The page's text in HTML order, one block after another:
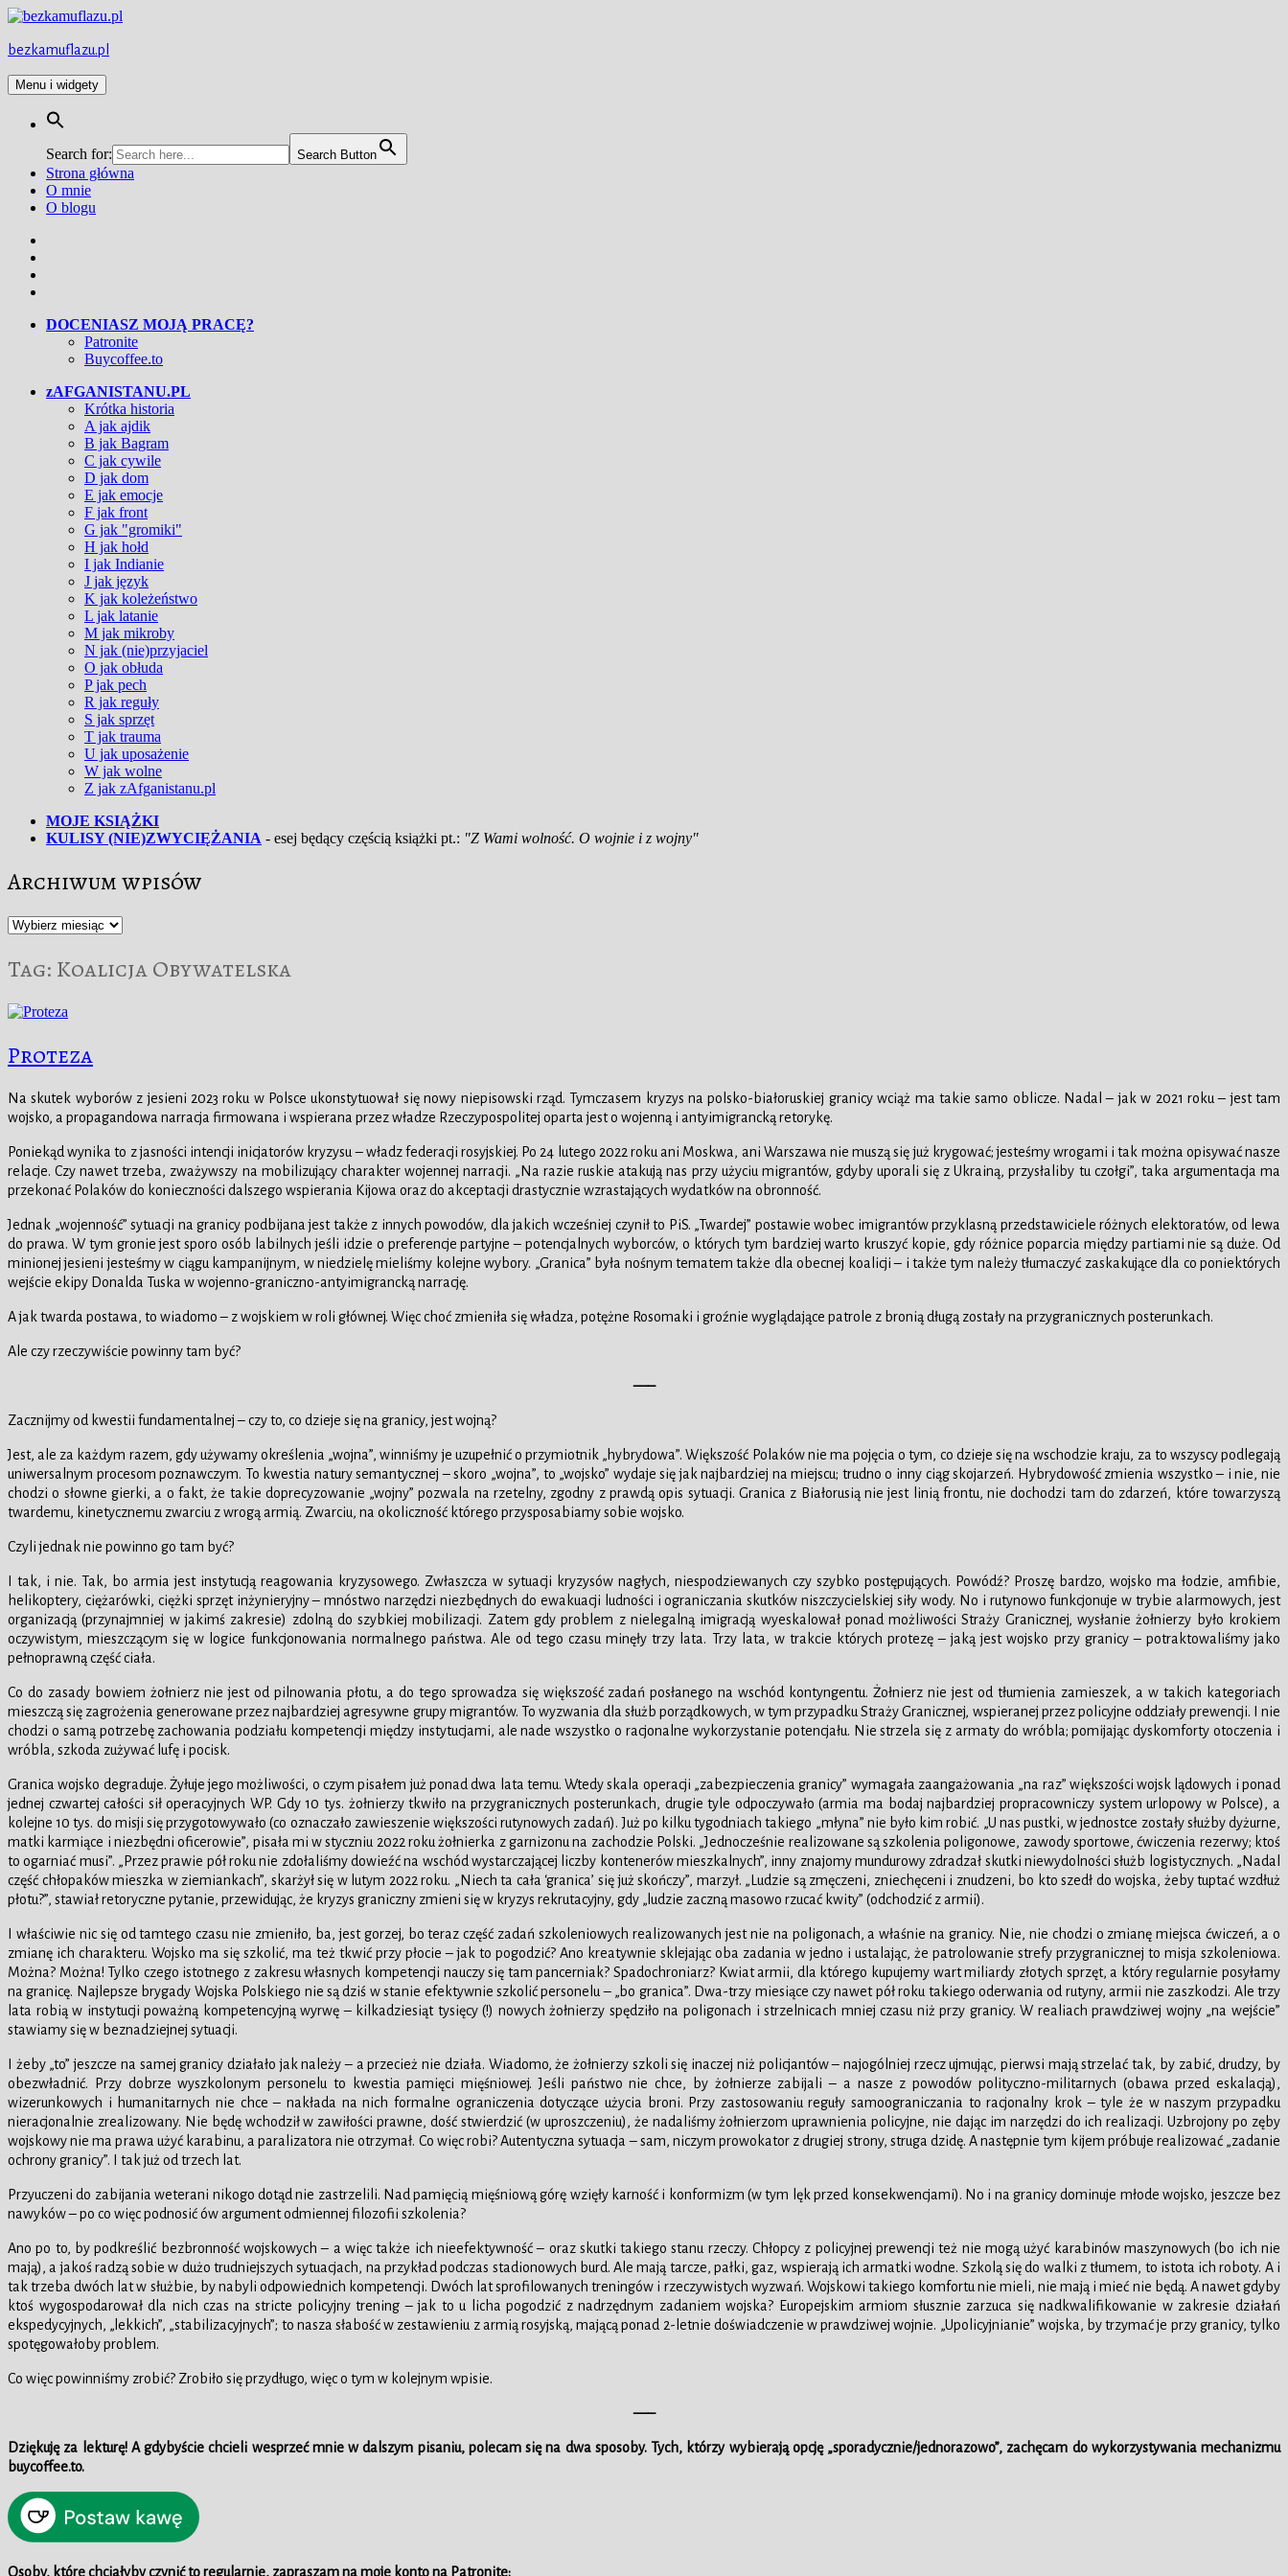
Przejdź
treści
bezkamuflazu.pl
Menu i widgety
Search for: Search Button
Strona główna
O mnie
O blogu
DOCENIASZ MOJĄ PRACĘ?
Patronite
Buycoffee.to
zAFGANISTANU.PL
Krótka historia
A jak ajdik
B jak Bagram
C jak cywile
D jak dom
E jak emocje
F jak front
G jak "gromiki"
H jak hołd
I jak Indianie
J jak język
K jak koleżeństwo
L jak latanie
M jak mikroby
N jak (nie)przyjaciel
O jak obłuda
P jak pech
R jak reguły
S jak sprzęt
T jak trauma
U jak uposażenie
W jak wolne
Z jak zAfganistanu.pl
MOJE KSIĄŻKI
KULISY (NIE)ZWYCIĘŻANIA - esej będący częścią książki pt.: "Z Wami wolność. O wojnie i z wojny"
Archiwum wpisów
Archiwum
Tag: Koalicja Obywatelska
Proteza
Na skutek wyborów z jesieni 2023 roku w Polsce ukonstytuował się nowy niepisowski rząd. Tymczasem kryzys na polsko-białoruskiej granicy wciąż ma takie samo oblicze. Nadal – jak w 2021 roku – jest tam
wojsko, a propagandowa narracja firmowana i wspierana przez władze Rzeczypospolitej oparta jest o wojenną i antyimigrancką retorykę.
Poniekąd wynika to z jasności intencji inicjatorów kryzysu – władz federacji rosyjskiej. Po 24 lutego 2022 roku ani Moskwa, ani Warszawa nie muszą się już krygować; jesteśmy wrogami i tak można opisywać nasze
relacje. Czy nawet trzeba, zważywszy na mobilizujący charakter wojennej narracji. „Na razie ruskie atakują nas przy użyciu migrantów, gdyby uporali się z Ukrainą, przysłaliby tu czołgi”, taka argumentacja ma
przekonać Polaków do konieczności dalszego wspierania Kijowa oraz do akceptacji drastycznie wzrastających wydatków na obronność.
Jednak „wojenność” sytuacji na granicy podbijana jest także z innych powodów, dla jakich wcześniej czynił to PiS. „Twardej” postawie wobec imigrantów przyklasną przedstawiciele różnych elektoratów, od lewa
do prawa. W tym gronie jest sporo osób labilnych jeśli idzie o preferencje partyjne – potencjalnych wyborców, o których tym bardziej warto kruszyć kopie, gdy różnice poparcia między partiami nie są duże. Od
minionej jesieni jesteśmy w ciągu kampanijnym, w niedzielę mieliśmy kolejne wybory. „Granica” była nośnym tematem także dla obecnej koalicji – i także tym należy tłumaczyć zaskakujące dla co poniektórych
wejście ekipy Donalda Tuska w wojenno-graniczno-antyimigrancką narrację.
A jak twarda postawa, to wiadomo – z wojskiem w roli głównej. Więc choć zmieniła się władza, potężne Rosomaki i groźnie wyglądające patrole z bronią długą zostały na przygranicznych posterunkach.
Ale czy rzeczywiście powinny tam być?
—–
Zacznijmy od kwestii fundamentalnej – czy to, co dzieje się na granicy, jest wojną?
Jest, ale za każdym razem, gdy używamy określenia „wojna”, winniśmy je uzupełnić o przymiotnik „hybrydowa”. Większość Polaków nie ma pojęcia o tym, co dzieje się na wschodzie kraju, za to wszyscy podlegają
uniwersalnym procesom poznawczym. To kwestia natury semantycznej – skoro „wojna”, to „wojsko” wydaje się jak najbardziej na miejscu; trudno o inny ciąg skojarzeń. Hybrydowość zmienia wszystko – i nie, nie
chodzi o słowne gierki, a o fakt, że takie doprecyzowanie „wojny” pozwala na rzetelny, zgodny z prawdą opis sytuacji. Granica z Białorusią nie jest linią frontu, nie dochodzi tam do zdarzeń, które towarzyszą
twardemu, kinetycznemu zwarciu z wrogą armią. Zwarciu, na okoliczność którego przysposabiamy sobie wojsko.
Czyli jednak nie powinno go tam być?
I tak, i nie. Tak, bo armia jest instytucją reagowania kryzysowego. Zwłaszcza w sytuacji kryzysów nagłych, niespodziewanych czy szybko postępujących. Powódź? Proszę bardzo, wojsko ma łodzie, amfibie,
helikoptery, ciężarówki, ciężki sprzęt inżynieryjny – mnóstwo narzędzi niezbędnych do ewakuacji ludności i ograniczania skutków niszczycielskiej siły wody. No i rutynowo funkcjonuje w trybie alarmowych, jest
organizacją (przynajmniej w jakimś zakresie) zdolną do szybkiej mobilizacji. Zatem gdy problem z nielegalną imigracją wyeskalował ponad możliwości Straży Granicznej, wysłanie żołnierzy było krokiem
oczywistym, mieszczącym się w logice funkcjonowania normalnego państwa. Ale od tego czasu minęły trzy lata. Trzy lata, w trakcie których protezę – jaką jest wojsko przy granicy – potraktowaliśmy jako
pełnoprawną część ciała.
Co do zasady bowiem żołnierz nie jest od pilnowania płotu, a do tego sprowadza się większość zadań posłanego na wschód kontyngentu. Żołnierz nie jest od tłumienia zamieszek, a w takich kategoriach
mieszczą się zagrożenia generowane przez najbardziej agresywne grupy migrantów. To wyzwania dla służb porządkowych, w tym przypadku Straży Granicznej, wspieranej przez policyjne oddziały prewencji. I nie
chodzi o samą potrzebę zachowania podziału kompetencji między instytucjami, ale nade wszystko o racjonalne wykorzystanie potencjału. Nie strzela się z armaty do wróbla; pomijając dyskomforty otoczenia i
wróbla, szkoda zużywać lufę i pocisk.
Granica wojsko degraduje. Żyłuje jego możliwości, o czym pisałem już ponad dwa lata temu. Wtedy skala operacji „zabezpieczenia granicy” wymagała zaangażowania „na raz” większości wojsk lądowych i ponad
jednej czwartej całości sił operacyjnych WP. Gdy 10 tys. żołnierzy tkwiło na przygranicznych posterunkach, drugie tyle odpoczywało (armia ma bodaj najbardziej propracowniczy system urlopowy w Polsce), a
kolejne 10 tys. do misji się przygotowywało (co oznaczało zawieszenie większości rutynowych zadań). Już po kilku tygodniach takiego „młyna” nie było kim robić. „U nas pustki, w jednostce zostały służby dyżurne,
matki karmiące i niezbędni oficerowie”, pisała mi w styczniu 2022 roku żołnierka z garnizonu na zachodzie Polski. „Jednocześnie realizowane są szkolenia poligonowe, zawody sportowe, ćwiczenia rezerwy; ktoś
to ogarniać musi”. „Przez prawie pół roku nie zdołaliśmy dowieźć na wschód wystarczającej liczby kontenerów mieszkalnych”, inny znajomy mundurowy zdradzał skutki niewydolności służb logistycznych. „Nadal
część chłopaków mieszka w ziemiankach”, skarżył się w lutym 2022 roku. „Niech ta cała ‘granica’ się już skończy”, marzył. „Ludzie są zmęczeni, zniechęceni i znudzeni, bo kto szedł do wojska, żeby tuptać wzdłuż
płotu?”, stawiał retoryczne pytanie, przewidując, że kryzys graniczny zmieni się w kryzys rekrutacyjny, gdy „ludzie zaczną masowo rzucać kwity” (odchodzić z armii).
I właściwie nic się od tamtego czasu nie zmieniło, ba, jest gorzej, bo teraz część zadań szkoleniowych realizowanych jest nie na poligonach, a właśnie na granicy. Nie, nie chodzi o zmianę miejsca ćwiczeń, a o
zmianę ich charakteru. Wojsko ma się szkolić, ma też tkwić przy płocie – jak to pogodzić? Ano kreatywnie sklejając oba zadania w jedno i ustalając, że patrolowanie strefy przygranicznej to misja szkoleniowa.
Można? Można! Tylko czego istotnego z zakresu własnych kompetencji nauczy się tam pancerniak? Spadochroniarz? Kwiat armii, dla którego kupujemy wart miliardy złotych sprzęt, a który regularnie posyłamy
na granicę. Najlepsze brygady Wojska Polskiego nie są dziś w stanie efektywnie szkolić personelu – „bo granica”. Dwa-trzy miesiące czy nawet pół roku takiego oderwania od rutyny, armii nie zaszkodzi. Ale trzy
lata robią w instytucji poważną kompetencyjną wyrwę – kilkadziesiąt tysięcy (!) nowych żołnierzy spędziło na poligonach i strzelnicach mniej czasu niż przy granicy. W realiach prawdziwej wojny „na wejście”
stawiamy się w beznadziejnej sytuacji.
I żeby „to” jeszcze na samej granicy działało jak należy – a przecież nie działa. Wiadomo, że żołnierzy szkoli się inaczej niż policjantów – najogólniej rzecz ujmując, pierwsi mają strzelać tak, by zabić, drudzy, by
obezwładnić. Przy dobrze wyszkolonym personelu to kwestia pamięci mięśniowej. Jeśli państwo nie chce, by żołnierze zabijali – a nasze z powodów polityczno-militarnych (obawa przed eskalacją),
wizerunkowych i humanitarnych nie chce – nakłada na nich formalne ograniczenia dotyczące użycia broni. Przy zastosowaniu reguły samoograniczania to racjonalny krok – tyle że w naszym przypadku
nieracjonalnie zrealizowany. Nie będę wchodził w zawiłości prawne, dość stwierdzić (w uproszczeniu), że nadaliśmy żołnierzom uprawnienia policyjne, nie dając im narzędzi do ich realizacji. Uzbrojony po zęby
wojskowy nie ma prawa użyć karabinu, a paralizatora nie otrzymał. Co więc robi? Autentyczna sytuacja – sam, niczym prowokator z drugiej strony, struga dzidę. A następnie tym kijem próbuje realizować „zadanie
ochrony granicy”. I tak już od trzech lat.
Przyuczeni do zabijania weterani nikogo dotąd nie zastrzelili. Nad pamięcią mięśniową górę wzięły karność i konformizm (w tym lęk przed konsekwencjami). No i na granicy dominuje młode wojsko, jeszcze bez
nawyków – po co więc podnosić ów argument odmiennej filozofii szkolenia?
Ano po to, by podkreślić bezbronność wojskowych – a więc także ich nieefektywność – oraz skutki takiego stanu rzeczy. Chłopcy z policyjnej prewencji też nie mogą użyć karabinów maszynowych (bo ich nie
mają), a jakoś radzą sobie w dużo trudniejszych sytuacjach, na przykład podczas stadionowych burd. Ale mają tarcze, pałki, gaz, wspierają ich armatki wodne. Szkolą się do walki z tłumem, to istota ich roboty. A i
tak trzeba dwóch lat w służbie, by nabyli odpowiednich kompetencji. Dwóch lat sprofilowanych treningów i rzeczywistych wyzwań. Wojskowi takiego komfortu nie mieli, nie mają i mieć nie będą. A nawet gdyby
ktoś wygospodarował dla nich czas na stricte policyjny trening – jak to u licha pogodzić z nadrzędnym zadaniem wojska? Europejskim armiom słusznie zarzuca się nadkwalifikowanie w zakresie działań
ekspedycyjnych, „lekkich”, „stabilizacyjnych”; to nasza słabość w zestawieniu z armią rosyjską, mającą ponad 2-letnie doświadczenie w prawdziwej wojnie. „Upolicyjnianie” wojska, by trzymać je przy granicy, tylko
spotęgowałoby problem.
Co więc powinniśmy zrobić? Zrobiło się przydługo, więc o tym w kolejnym wpisie.
—–
Dziękuję za lekturę! A gdybyście chcieli wesprzeć mnie w dalszym pisaniu, polecam się na dwa sposoby. Tych, którzy wybierają opcję „sporadycznie/jednorazowo”, zachęcam do wykorzystywania mechanizmu
buycoffee.to.
Osoby, które chciałyby czynić to regularnie, zapraszam na moje konto na Patronite: